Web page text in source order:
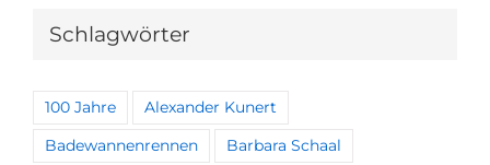
Schlagwörter
100 Jahre Alexander Kunert
Badewannenrennen Barbara Schaal